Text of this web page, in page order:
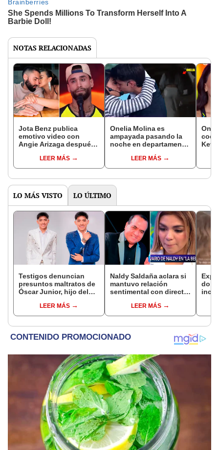
NOTAS RELACIONADAS
Jota Benz publica
emotivo video con
Angie Arizaga después
'Esto es guerra' tras
comentario de Jazmín
empieza"
LEER MÁS
Onelia Molina es
ampayada pasando la
noche en departamento
su beso en 'Esto es
guerra'
LEER MÁS
bien
LO MÁS VISTO LO ÚLTIMO
Testigos denuncian
presuntos maltratos de
Óscar Junior, hijo del
"Humilla a los demás"
LEER MÁS
Naldy Saldaña aclara si
mantuvo relación
sentimental con director
denunciarlo por
tocamientos: “Me
LEER MÁS